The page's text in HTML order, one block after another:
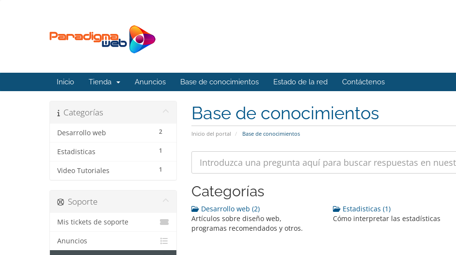
Inicio Tienda Anuncios Base de conocimientos Estado de la red Contáctenos
Base de conocimientos
Inicio del portal Base de conocimientos
Categorías
2
Desarrollo web
1
Estadisticas
1
Video Tutoriales
Categorías
Desarrollo web (2)
Artículos sobre diseño web,
programas recomendados y otros.
Estadisticas (1)
Cómo interpretar las estadísticas
Soporte
Mis tickets de soporte
Anuncios